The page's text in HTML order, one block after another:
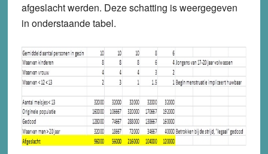
afgeslacht werden. Deze schatting is weergegeven
in onderstaande tabel.